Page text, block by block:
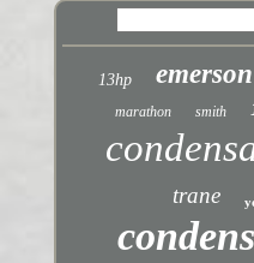
13hp emerson
marathon smith
trane